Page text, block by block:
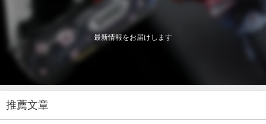
最新情報をお届けします
推薦文章